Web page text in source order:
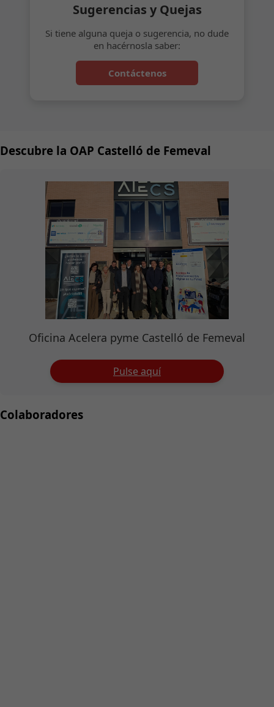
Sugerencias y Quejas
Si tiene alguna queja o sugerencia, no dude
en hacérnosla saber:
Contáctenos
Descubre la OAP Castelló de Femeval
Oficina Acelera pyme Castelló de Femeval
Pulse aquí
Colaboradores